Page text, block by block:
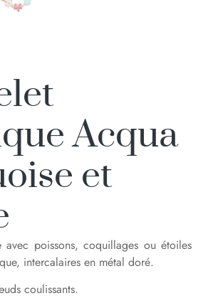
Acqua
et
avec poissons, coquillages ou étoiles
intercalaires en métal doré.
coulissants.